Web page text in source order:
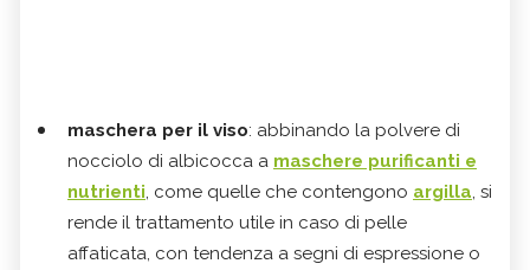
maschera per il viso: abbinando la polvere di
nocciolo di albicocca a maschere purificanti e
nutrienti, come quelle che contengono argilla, si
rende il trattamento utile in caso di pelle
affaticata, con tendenza a segni di espressione o